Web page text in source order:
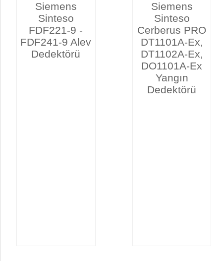
Siemens
Sinteso
FDF221-9 -
FDF241-9 Alev
Dedektörü
Siemens
Sinteso
Cerberus PRO
DT1101A-Ex,
DT1102A-Ex,
DO1101A-Ex
Yangın
Dedektörü